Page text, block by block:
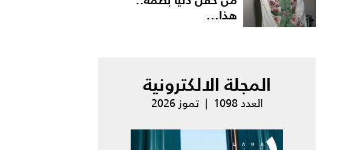
هذا...
المجلة الالكترونية
العدد 1098 | تموز 2026